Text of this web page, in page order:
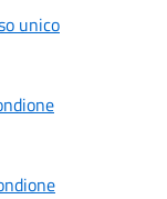
unico